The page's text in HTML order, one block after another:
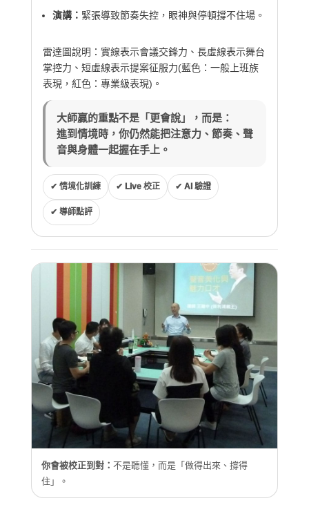
演講： 緊張導致節奏失控，眼神與停頓撐不住場。
雷達圖說明：實線表示會議交鋒力、長虛線表示舞台
掌控力、短虛線表示提案征服力(藍色：一般上班族
表現，紅色：專業級表現)。
大師贏的重點不是「更會說」，而是：
進到情境時，你仍然能把注意力、節奏、聲
音與身體一起握在手上。
✔ 情境化訓練 ✔ Live 校正 ✔ AI 驗證
✔ 導師點評
你會被校正到對： 不是聽懂，而是「做得出來、撐得
住」。